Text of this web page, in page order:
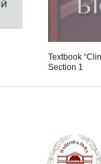
Textbook
Section 1